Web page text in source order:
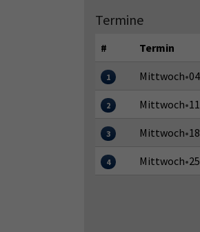
Termine
# Termin
1 Mittwoch•
2 Mittwoch•
3 Mittwoch•
4 Mittwoch•